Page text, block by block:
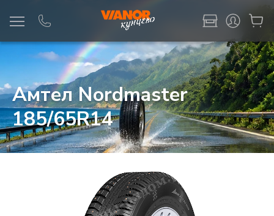
Амтел Nordmaster
185/65R14
Информация Фото товара